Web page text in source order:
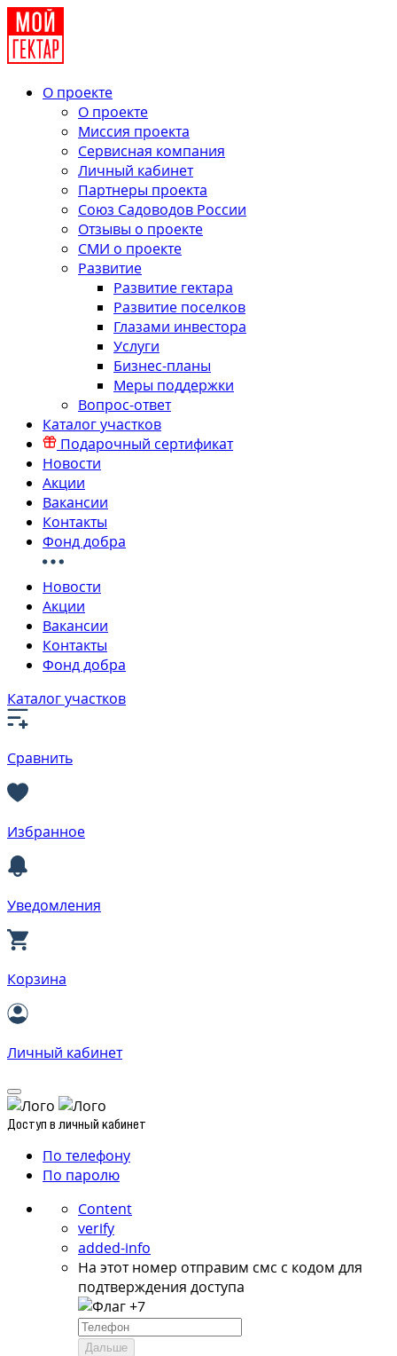
О проекте
О проекте
Миссия проекта
Сервисная компания
Личный кабинет
Партнеры проекта
Союз Садоводов России
Отзывы о проекте
СМИ о проекте
Развитие
Развитие гектара
Развитие поселков
Глазами инвестора
Услуги
Бизнес-планы
Меры поддержки
Вопрос-ответ
Каталог участков
Подарочный сертификат
Новости
Акции
Вакансии
Контакты
Фонд добра
Новости
Акции
Вакансии
Контакты
Фонд добра
Каталог участков
Сравнить
Избранное
Уведомления
Корзина
Личный кабинет
Доступ в личный кабинет
По телефону
По паролю
Content
verify
added-info
На этот номер отправим смс с кодом для
подтверждения доступа
+7
Дальше